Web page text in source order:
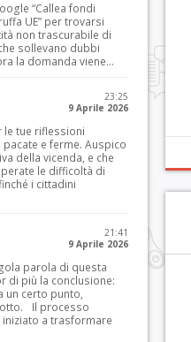
“Callea fondi
UE” per trovarsi
non trascurabile di
sollevano dubbi
la domanda viene...
23:25
9 Aprile 2026
le tue riflessioni
e ferme. Auspico
della vicenda, e che
le difficoltà di
i cittadini
21:41
9 Aprile 2026
parola di questa
di più la conclusione:
un certo punto,
Il processo
iniziato a trasformare